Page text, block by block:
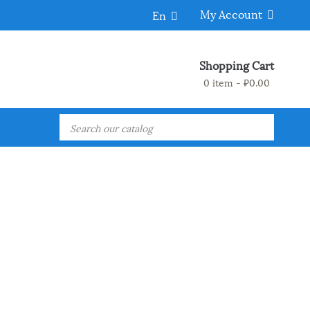
En My Account
Shopping Cart
0 item - ₽0.00